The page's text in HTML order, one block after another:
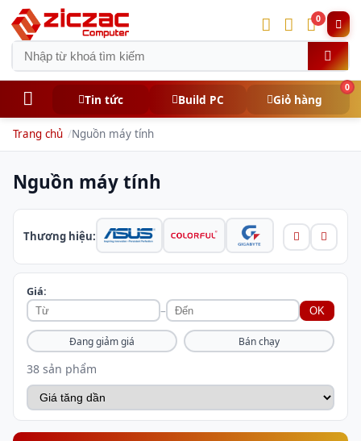
0
Tin tức Build PC Giỏ hàng
0
Trang chủ Nguồn máy tính
Nguồn máy tính
Thương hiệu:
Giá:
– OK
Đang giảm giá Bán chạy
38 sản phẩm